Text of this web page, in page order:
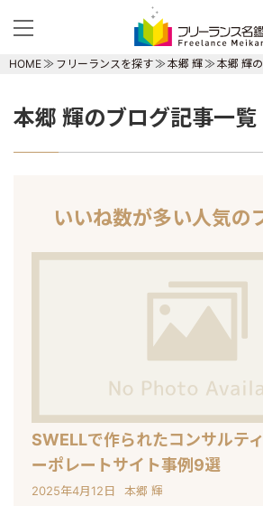
HOME フリーランスを探す 本郷 輝 本郷 輝
本郷 輝のブログ記事一覧
いいね数が多い人気の
SWELLで作られたコンサルテ
ーポレートサイト事例9選
2025年4月12日 本郷 輝